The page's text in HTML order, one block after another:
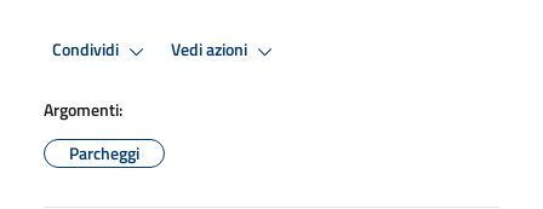
Condividi Vedi azioni
Argomenti:
Parcheggi